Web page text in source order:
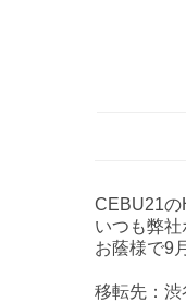
CEBU21の
いつも弊
お蔭様で9
移転先：